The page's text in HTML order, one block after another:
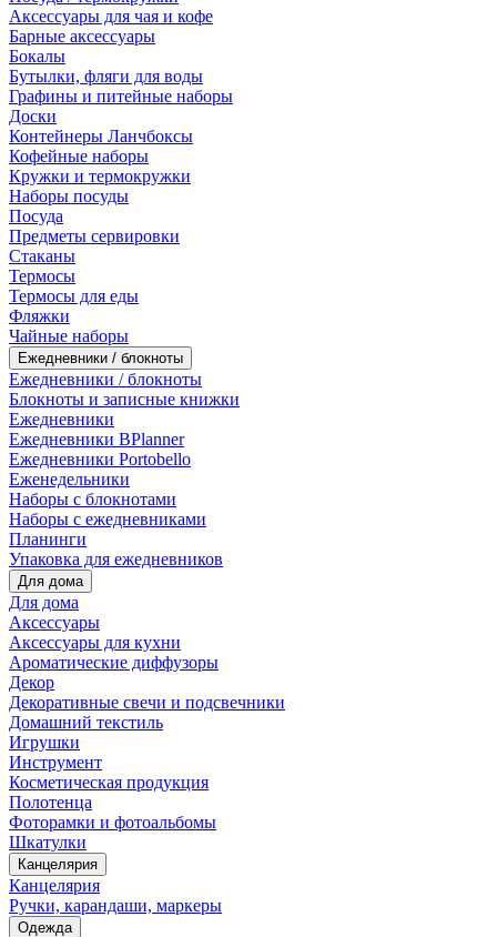
Аксессуары для чая и кофе
Барные аксессуары
Бокалы
Бутылки, фляги для воды
Графины и питейные наборы
Доски
Контейнеры Ланчбоксы
Кофейные наборы
Кружки и термокружки
Наборы посуды
Посуда
Предметы сервировки
Стаканы
Термосы
Термосы для еды
Фляжки
Чайные наборы
Ежедневники / блокноты
Ежедневники / блокноты
Блокноты и записные книжки
Ежедневники
Ежедневники BPlanner
Ежедневники Portobello
Еженедельники
Наборы с блокнотами
Наборы с ежедневниками
Планинги
Упаковка для ежедневников
Для дома
Для дома
Аксессуары
Аксессуары для кухни
Ароматические диффузоры
Декор
Декоративные свечи и подсвечники
Домашний текстиль
Игрушки
Инструмент
Косметическая продукция
Полотенца
Фоторамки и фотоальбомы
Шкатулки
Канцелярия
Канцелярия
Ручки, карандаши, маркеры
Одежда